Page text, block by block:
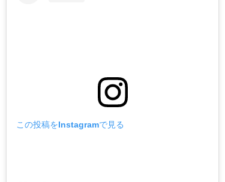
この投稿をInstagramで見る